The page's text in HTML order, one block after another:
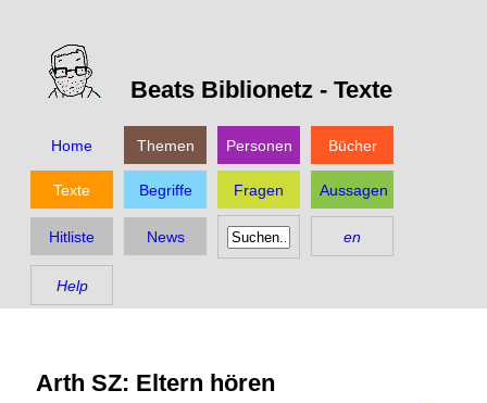
Beats Biblionetz - Texte
Home Themen Personen Bücher
Texte Begriffe Fragen Aussagen
Hitliste News en
Help
Arth SZ: Eltern hören